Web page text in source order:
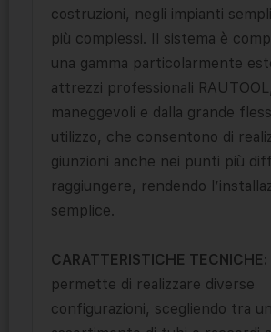
costruzioni, negli impianti
più complessi. Il sistema è
una gamma particolarmente
attrezzi professionali
maneggevoli e dalla grande
utilizzo, che consentono di
giunzioni anche nei punti più
raggiungere, rendendo
semplice.
CARATTERISTICHE TECNICHE:
permette di realizzare diverse
configurazioni, scegliendo tra